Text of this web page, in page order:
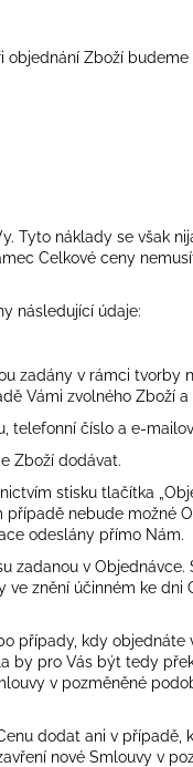
Zboží
Tyto náklady se však
Celkové ceny
následující údaje:
zadány v rámci tvorby
Vámi zvolného Zboží
telefonní číslo a e-
Zboží dodávat.
stisku tlačítka
nebude možné
odeslány přímo Nám.
zadanou v
znění účinném ke dni
případy, kdy objednáte
by pro Vás být tedy
v pozměněné
dodat ani v případě,
nové Smlouvy v